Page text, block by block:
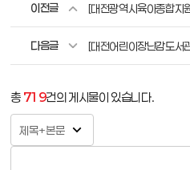
이전글 [대전광역시육아종합지
다음글 [대전어린이장난감도서
총 719건의 게시물이 있습니다.